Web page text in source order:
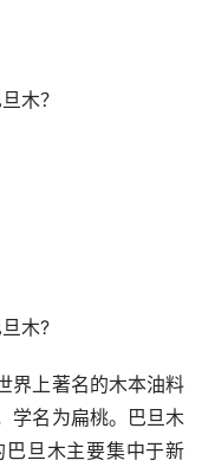
木？
木?
界上著名的木本油料
学名为扁桃。巴旦木
旦木主要集中于新